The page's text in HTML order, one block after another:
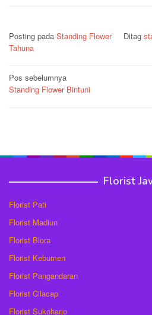
Posting pada Standing Flower Ditag
Tahuna
Navigasi
pos
Pos sebelumnya
Standing Flower Bintuni
Florist
Florist Pati
Florist Madiun
Florist Blora
Florist Kebumen
Florist Pangandaran
Florist Cilacap
Florist Sukoharjo